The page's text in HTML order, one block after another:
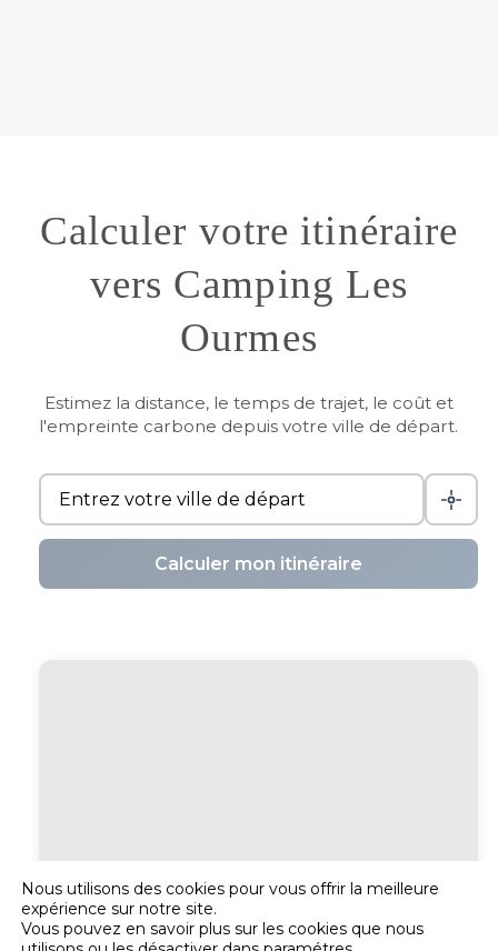
Calculer votre itinéraire
vers Camping Les
Ourmes
Estimez la distance, le temps de trajet, le coût et
l'empreinte carbone depuis votre ville de départ.
Calculer mon itinéraire
Nous utilisons des cookies pour vous offrir la meilleure
expérience sur notre site.
Vous pouvez en savoir plus sur les cookies que nous